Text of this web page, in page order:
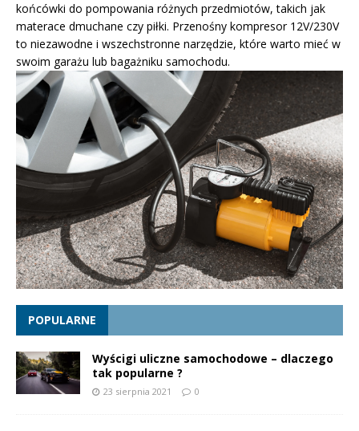
końcówki do pompowania różnych przedmiotów, takich jak
materace dmuchane czy piłki. Przenośny kompresor 12V/230V
to niezawodne i wszechstronne narzędzie, które warto mieć w
swoim garażu lub bagażniku samochodu.
POPULARNE
Wyścigi uliczne samochodowe – dlaczego
tak popularne ?
23 sierpnia 2021 0